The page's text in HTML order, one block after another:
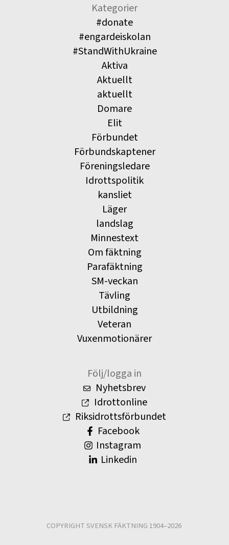
Kategorier
#donate
#engardeiskolan
#StandWithUkraine
Aktiva
Aktuellt
aktuellt
Domare
Elit
Förbundet
Förbundskaptener
Föreningsledare
Idrottspolitik
kansliet
Läger
landslag
Minnestext
Om fäktning
Parafäktning
SM-veckan
Tävling
Utbildning
Veteran
Vuxenmotionärer
Följ/logga in
Nyhetsbrev
Idrottonline
Riksidrottsförbundet
Facebook
Instagram
Linkedin
COPYRIGHT SVENSK FÄKTNING 1904–2026